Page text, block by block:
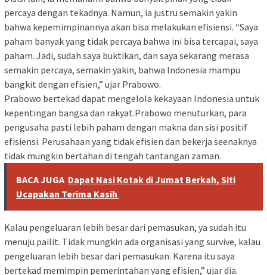
percaya dengan tekadnya. Namun, ia justru semakin yakin
bahwa kepemimpinannya akan bisa melakukan efisiensi. “Saya
paham banyak yang tidak percaya bahwa ini bisa tercapai, saya
paham. Jadi, sudah saya buktikan, dan saya sekarang merasa
semakin percaya, semakin yakin, bahwa Indonesia mampu
bangkit dengan efisien,” ujar Prabowo.
Prabowo bertekad dapat mengelola kekayaan Indonesia untuk
kepentingan bangsa dan rakyat.Prabowo menuturkan, para
pengusaha pasti lebih paham dengan makna dan sisi positif
efisiensi. Perusahaan yang tidak efisien dan bekerja seenaknya
tidak mungkin bertahan di tengah tantangan zaman.
BACA JUGA Dapat Nasi Kotak di Jumat Berkah, Siti
Ucapakan Terima Kasih
Kalau pengeluaran lebih besar dari pemasukan, ya sudah itu
menuju pailit. Tidak mungkin ada organisasi yang survive, kalau
pengeluaran lebih besar dari pemasukan. Karena itu saya
bertekad memimpin pemerintahan yang efisien,” ujar dia.